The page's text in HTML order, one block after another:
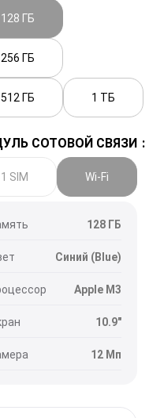
128 ГБ
256 ГБ
512 ГБ 1 ТБ
СОТОВОЙ СВЯЗИ
1 SIM Wi-Fi
128 ГБ
Синий (Blue)
Apple M3
10.9"
12 Мп